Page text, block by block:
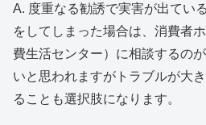
A. 度重なる勧誘で実害が出てい
をしてしまった場合は、消費者
費生活センター）に相談するの
いと思われますがトラブルが大
ることも選択肢になります。